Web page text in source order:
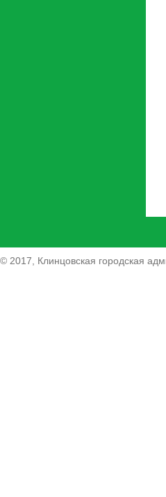
© 2017, Клинцовская городская